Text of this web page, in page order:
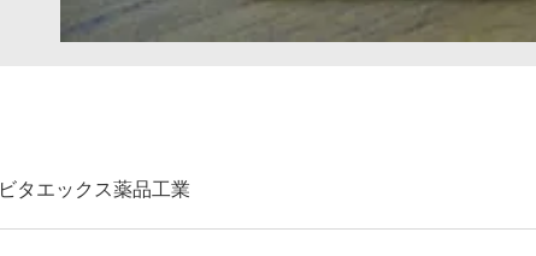
ビタエックス薬品工業